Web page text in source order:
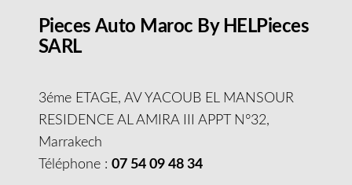
Pieces Auto Maroc By HELPieces
SARL
3éme ETAGE, AV YACOUB EL MANSOUR
RESIDENCE AL AMIRA III APPT N°32,
Marrakech
Téléphone : 07 54 09 48 34